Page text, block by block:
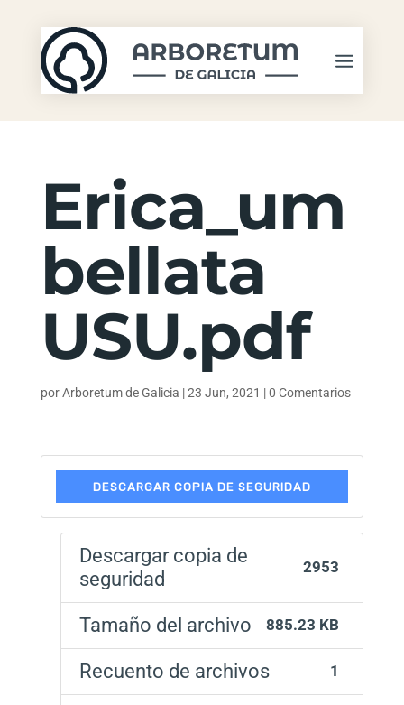
Erica_um
bellata
USU.pdf
porArboretum de Galicia |23 Jun, 2021 |0 Comentarios
DESCARGAR COPIA DE SEGURIDAD
Descargar copia de
seguridad
2953
Tamaño del archivo 885.23 KB
Recuento de archivos 1